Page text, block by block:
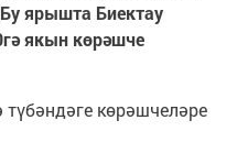
ярышта Биектау
якын көрәшче
көрәшчеләре